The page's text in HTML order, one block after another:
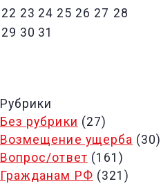
22 23 24 25 26 27 28
29 30 31
Рубрики
Без рубрики (27)
Возмещение ущерба (30)
Вопрос/ответ (161)
Гражданам РФ (321)